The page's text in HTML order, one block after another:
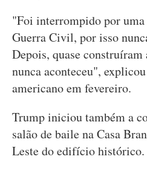
"Foi interrompido por uma
Guerra Civil, por isso
Depois, quase construíram
nunca aconteceu",
americano em fevereiro.
Trump iniciou também a
salão de baile na Casa
Leste do edifício histórico.